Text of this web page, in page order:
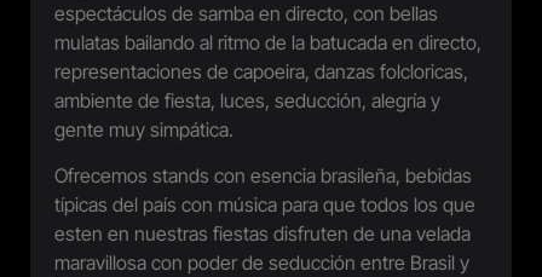
espectáculos de samba en directo, con bellas
mulatas bailando al ritmo de la batucada en directo,
representaciones de capoeira, danzas folcloricas,
ambiente de fiesta, luces, seducción, alegría y
gente muy simpática.
Ofrecemos stands con esencia brasileña, bebidas
típicas del país con música para que todos los que
esten en nuestras fiestas disfruten de una velada
maravillosa con poder de seducción entre Brasil y